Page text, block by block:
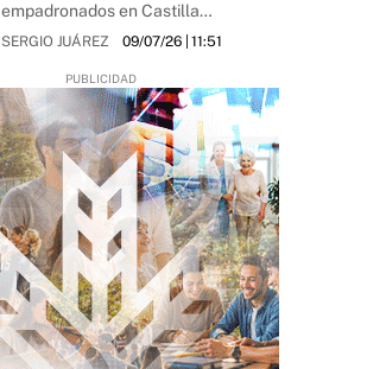
empadronados en Castilla…
SERGIO JUÁREZ 09/07/26| 11:51